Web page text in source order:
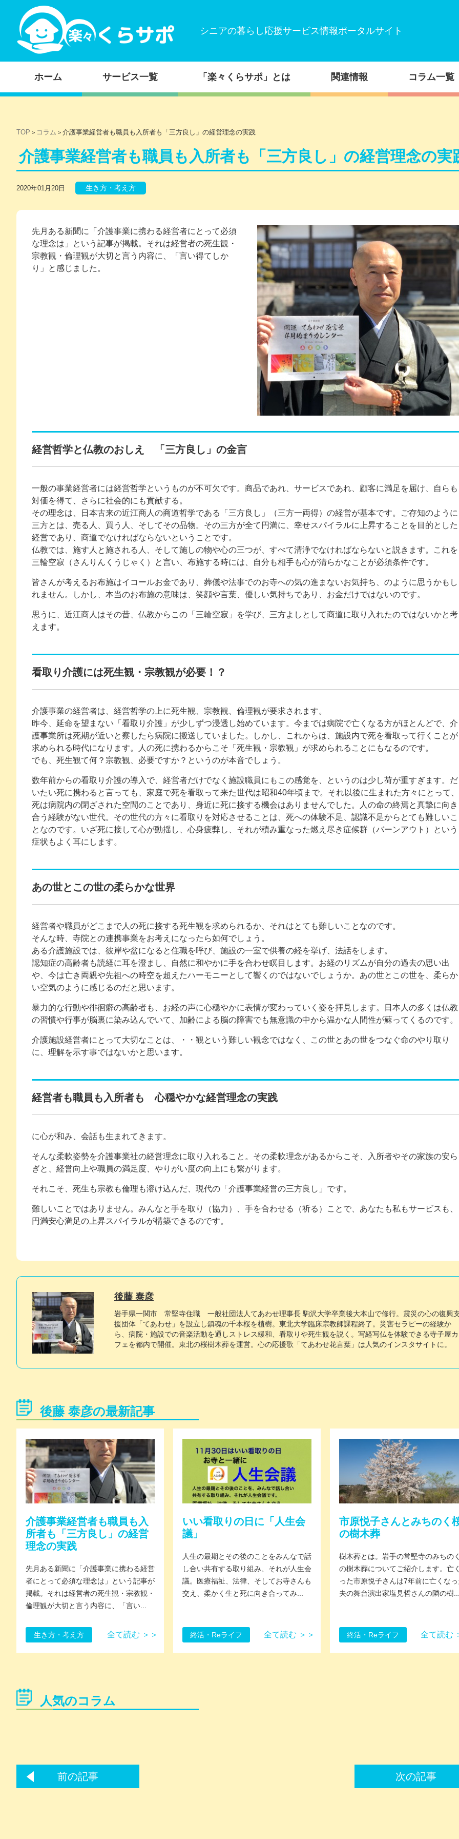
シニアの暮らし応援サービス情報ポータルサイト
コンテンツに移動
ホーム サービス一覧 「楽々くらサポ」とは 関連情報 コラム一覧
TOP > コラム > 介護事業経営者も職員も入所者も「三方良し」の経営理念の実践
介護事業経営者も職員も入所者も「三方良し」の経営理念の実
2020年01月20日 生き方・考え方
先月ある新聞に「介護事業に携わる経営者にとって必須
な理念は」という記事が掲載。それは経営者の死生観・
宗教観・倫理観が大切と言う内容に、「言い得てしか
り」と感じました。
経営哲学と仏教のおしえ 「三方良し」の金言
一般の事業経営者には経営哲学というものが不可欠です。商品であれ、サービスであれ、顧客に満足を届け、自らも
対価を得て、さらに社会的にも貢献する。
その理念は、日本古来の近江商人の商道哲学である「三方良し」（三方一両得）の経営が基本です。ご存知のように
三方とは、売る人、買う人、そしてその品物。その三方が全て円満に、幸せスパイラルに上昇することを目的とした
経営であり、商道でなければならないということです。
仏教では、施す人と施される人、そして施しの物や心の三つが、すべて清浄でなければならないと説きます。これを
三輪空寂（さんりんくうじゃく）と言い、布施する時には、自分も相手も心が清らかなことが必須条件です。
皆さんが考えるお布施はイコールお金であり、葬儀や法事でのお寺への気の進まないお気持ち、のように思うかもし
れません。しかし、本当のお布施の意味は、笑顔や言葉、優しい気持ちであり、お金だけではないのです。
思うに、近江商人はその昔、仏教からこの「三輪空寂」を学び、三方よしとして商道に取り入れたのではないかと考
えます。
看取り介護には死生観・宗教観が必要！？
介護事業の経営者は、経営哲学の上に死生観、宗教観、倫理観が要求されます。
昨今、延命を望まない「看取り介護」が少しずつ浸透し始めています。今までは病院で亡くなる方がほとんどで、介
護事業所は死期が近いと察したら病院に搬送していました。しかし、これからは、施設内で死を看取って行くことが
求められる時代になります。人の死に携わるからこそ「死生観・宗教観」が求められることにもなるのです。
でも、死生観て何？宗教観、必要ですか？というのが本音でしょう。
数年前からの看取り介護の導入で、経営者だけでなく施設職員にもこの感覚を、というのは少し荷が重すぎます。だ
いたい死に携わると言っても、家庭で死を看取って来た世代は昭和40年頃まで。それ以後に生まれた方々にとって、
死は病院内の閉ざされた空間のことであり、身近に死に接する機会はありませんでした。人の命の終焉と真摯に向き
合う経験がない世代。その世代の方々に看取りを対応させることは、死への体験不足、認識不足からとても難しいこ
となのです。いざ死に接して心が動揺し、心身疲弊し、それが積み重なった燃え尽き症候群（バーンアウト）という
症状もよく耳にします。
あの世とこの世の柔らかな世界
経営者や職員がどこまで人の死に接する死生観を求められるか、それはとても難しいことなのです。
そんな時、寺院との連携事業をお考えになったら如何でしょう。
ある介護施設では、彼岸や盆になると住職を呼び、施設の一室で供養の経を挙げ、法話をします。
認知症の高齢者も読経に耳を澄まし、自然に和やかに手を合わせ瞑目します。お経のリズムが自分の過去の思い出
や、今は亡き両親や先祖への時空を超えたハーモニーとして響くのではないでしょうか。あの世とこの世を、柔らか
い空気のように感じるのだと思います。
暴力的な行動や徘徊癖の高齢者も、お経の声に心穏やかに表情が変わっていく姿を拝見します。日本人の多くは仏教
の習慣や行事が脳裏に染み込んでいて、加齢による脳の障害でも無意識の中から温かな人間性が蘇ってくるのです。
介護施設経営者にとって大切なことは、・・観という難しい観念ではなく、この世とあの世をつなぐ命のやり取り
に、理解を示す事ではないかと思います。
経営者も職員も入所者も 心穏やかな経営理念の実践
に心が和み、会話も生まれてきます。
そんな柔軟姿勢を介護事業社の経営理念に取り入れること。その柔軟理念があるからこそ、入所者やその家族の安ら
ぎと、経営向上や職員の満足度、やりがい度の向上にも繋がります。
それこそ、死生も宗教も倫理も溶け込んだ、現代の「介護事業経営の三方良し」です。
難しいことではありません。みんなと手を取り（協力）、手を合わせる（祈る）ことで、あなたも私もサービスも、
円満安心満足の上昇スパイラルが構築できるのです。
後藤 泰彦
岩手県一関市 常堅寺住職 一般社団法人てあわせ理事長 駒沢大学卒業後大本山で修行。震災の心の復興
援団体「てあわせ」を設立し鎮魂の千本桜を植樹。東北大学臨床宗教師課程終了。災害セラピーの経験か
ら、病院・施設での音楽活動を通しストレス緩和、看取りや死生観を説く。写経写仏を体験できる寺子屋カ
フェを都内で開催。東北の桜樹木葬を運営。心の応援歌「てあわせ花言葉」は人気のインスタサイトに。
後藤 泰彦の最新記事
介護事業経営者も職員も入
所者も「三方良し」の経営
理念の実践
先月ある新聞に「介護事業に携わる経営
者にとって必須な理念は」という記事が
掲載。それは経営者の死生観・宗教観・
倫理観が大切と言う内容に、「言い...
生き方・考え方 全て読む ＞＞
いい看取りの日に「人生会
議」
人生の最期とその後のことをみんなで話
し合い共有する取り組み、それが人生会
議。医療福祉、法律、そしてお寺さんも
交え、柔かく生と死に向き合ってみ...
終活・Reライフ 全て読む ＞＞
市原悦子さんとみちのく
の樹木葬
樹木葬とは。岩手の常堅寺のみちの
の樹木葬についてご紹介します。亡
った市原悦子さんは7年前に亡くな
夫の舞台演出家塩見哲さんの隣の樹
終活・Reライフ 全て読む
人気のコラム
前の記事 次の記事